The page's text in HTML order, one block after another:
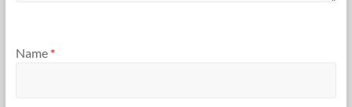
Name *